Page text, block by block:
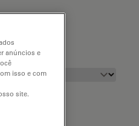
anúncios e
isso e com
site.